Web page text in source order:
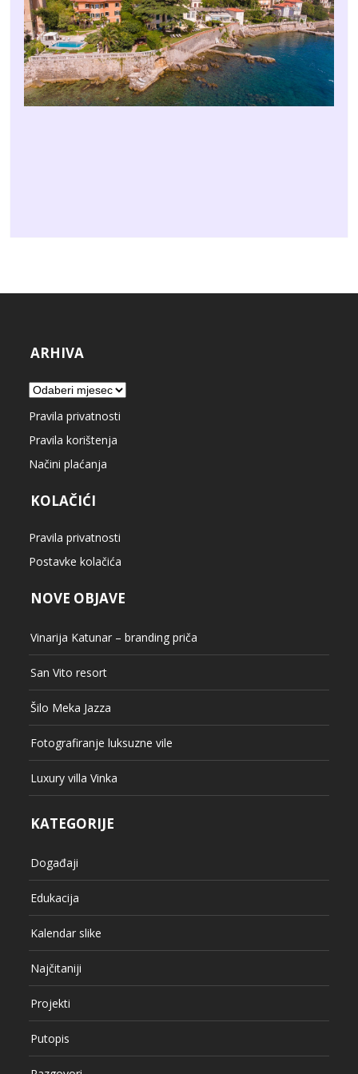
ARHIVA
Arhiva
Pravila privatnosti
Pravila korištenja
Načini plaćanja
KOLAČIĆI
Pravila privatnosti
Postavke kolačića
NOVE OBJAVE
Vinarija Katunar – branding priča
San Vito resort
Šilo Meka Jazza
Fotografiranje luksuzne vile
Luxury villa Vinka
KATEGORIJE
Događaji
Edukacija
Kalendar slike
Najčitaniji
Projekti
Putopis